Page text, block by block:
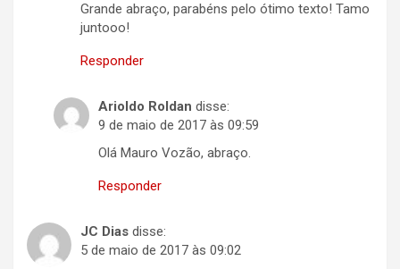
Grande abraço, parabéns pelo ótimo texto! Tamo
juntooo!
Responder
Arioldo Roldan disse:
9 de maio de 2017 às 09:59
Olá Mauro Vozão, abraço.
Responder
JC Dias disse:
5 de maio de 2017 às 09:02